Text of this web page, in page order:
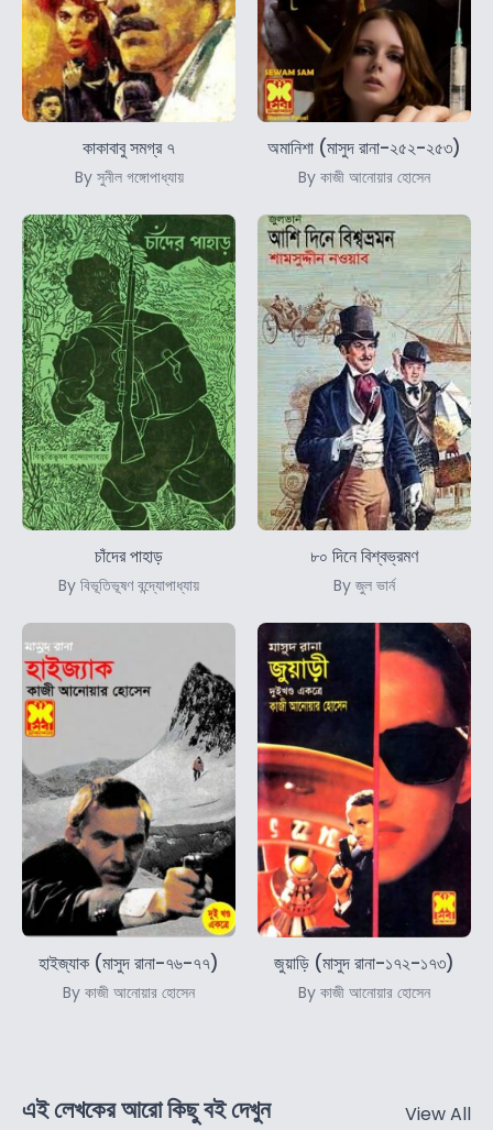
কাকাবাবু সমগ্র ৭
By সুনীল গঙ্গোপাধ্যায়
অমানিশা (মাসুদ রানা-২৫২-২৫৩)
By কাজী আনোয়ার হোসেন
চাঁদের পাহাড়
By বিভূতিভূষণ বন্দ্যোপাধ্যায়
৮০ দিনে বিশ্বভ্রমণ
By জুল ভার্ন
হাইজ্যাক (মাসুদ রানা-৭৬-৭৭)
By কাজী আনোয়ার হোসেন
জুয়াড়ি (মাসুদ রানা-১৭২-১৭৩)
By কাজী আনোয়ার হোসেন
এই লেখকের আরো কিছু বই দেখুন View All